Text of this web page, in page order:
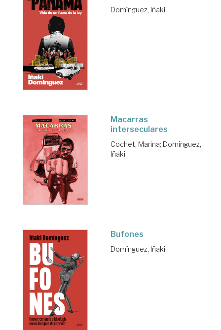
Domínguez, Iñaki
Macarras
interseculares
Cochet, Marina; Domínguez,
Iñaki
Bufones
Domínguez, Iñaki